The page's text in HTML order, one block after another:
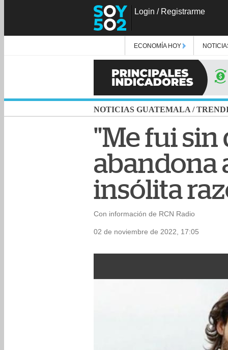
Login / Registrarme
ECONOMÍA HOY
NOTICIAS GUATEMALA /
"Me fui
abandona
insólita
Con información de RCN Radio
02 de noviembre de 2022, 17:05